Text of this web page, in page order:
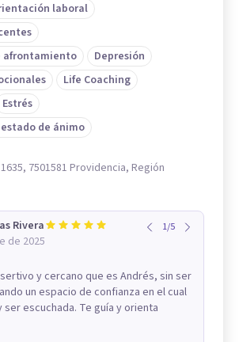
laboral
afrontamiento
Depresión
Life Coaching
Estrés
de ánimo
7501581 Providencia, Región
Rivera
de 2025
1/5
y cercano que es Andrés, sin ser
un espacio de confianza en el cual
ser escuchada. Te guía y orienta